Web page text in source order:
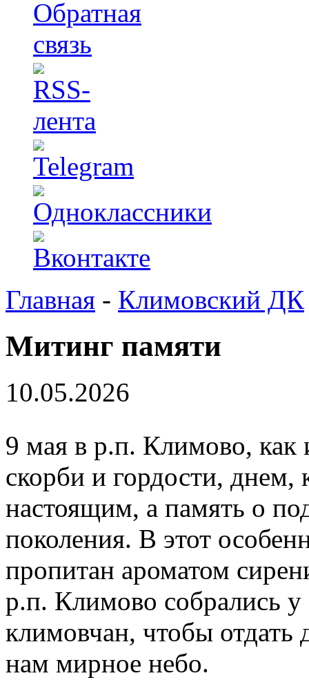
Главная - Климовский ДК
Митинг памяти
10.05.2026
9 мая в р.п. Климово, как
скорби и гордости, днем,
настоящим, а память о
поколения. В этот
пропитан ароматом
р.п. Климово собрались
климовчан, чтобы отдать
нам мирное небо.